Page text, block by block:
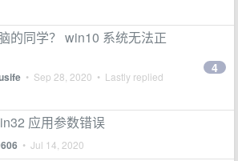
的同学？ win10 系统无法正
• Sep 28, 2020 • Lastly replied
4
应用参数错误
• Jul 14, 2020